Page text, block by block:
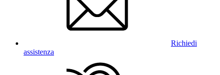
Richiedi
assistenza